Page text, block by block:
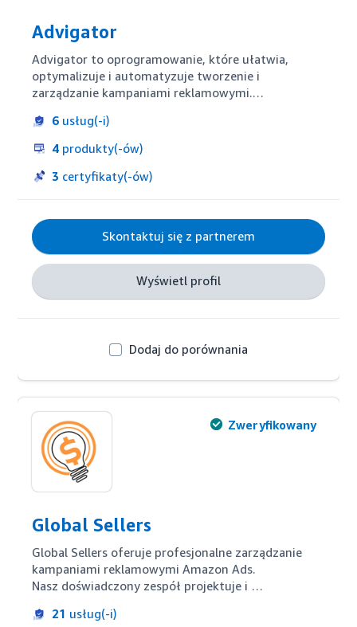
Advigator
Advigator to oprogramowanie, które ułatwia,
optymalizuje i automatyzuje tworzenie i
zarządzanie kampaniami reklamowymi.
budżet i cel ACoS, a znajdziesz utworzone
kampanie w swoim koncie Amazon Ads.
Jeśli zarządzasz wieloma produktami, formatami
reklamowymi i chcesz się rozwijać na arenie
6 usług(-i)
4 produkty(-ów)
3 certyfikaty(-ów)
Skontaktuj się z partnerem
Wyświetl profil
Dodaj do porównania
Zweryfikowany
Global Sellers
Global Sellers oferuje profesjonalne zarządzanie
kampaniami reklamowymi Amazon Ads.
Nasz doświadczony zespół projektuje i
Brands i Display, które zwiększają widoczność
21 usług(-i)